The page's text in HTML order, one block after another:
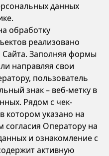
данных
обработку
реализовано
Сайта. Заполняя формы
направляя свои
пользователь
знак – веб-метку в
Рядом с чек-
котором указано на
согласия Оператору на
и ознакомление с
активную